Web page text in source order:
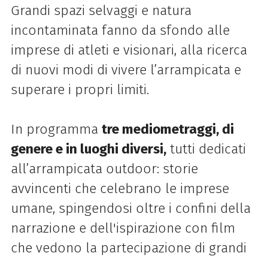
Grandi spazi selvaggi e natura
incontaminata fanno da sfondo alle
imprese di atleti e visionari, alla ricerca
di nuovi modi di vivere l’arrampicata e
superare i propri limiti.
In programma tre mediometraggi, di
genere e in luoghi diversi,tutti dedicati
all’arrampicata outdoor: storie
avvincenti che celebrano le imprese
umane, spingendosi oltre i confini della
narrazione e dell'ispirazione con film
che vedono la partecipazione di grandi